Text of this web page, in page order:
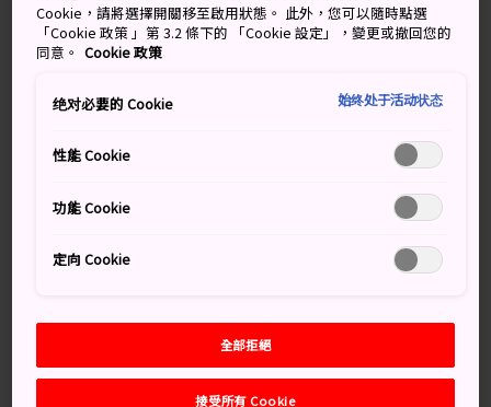
光大廈的頂層，非常現代化，讓你在觀光購物之餘獲得寓
教於樂的體驗。
萬勿錯過
環形水族箱如飄在空中的冬甩，海獅會在水族箱
六個沉浸式水母水族箱
Cookie，請將選擇開關移至啟用狀態。 此外，您可以隨時點選
「Cookie 政策 」第 3.2 條下的 「Cookie 設定」，變更或撤回您的
同意。 Cookie 政策
绝对必要的 Cookie 始终处于活动状态
性能 Cookie
功能 Cookie
定向 Cookie
全部拒絕
接受所有 Cookie